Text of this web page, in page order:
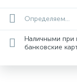
Определяем...
Наличными при
банковские